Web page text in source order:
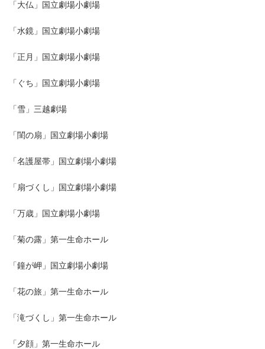
「大仏」国立劇場小劇場
「水鏡」国立劇場小劇場
「正月」国立劇場小劇場
「ぐち」国立劇場小劇場
「雪」三越劇場
「閨の扇」国立劇場小劇場
「名護屋帯」国立劇場小劇場
「扇づくし」国立劇場小劇場
「万歳」国立劇場小劇場
「菊の露」第一生命ホール
「鐘が岬」国立劇場小劇場
「花の旅」第一生命ホール
「滝づくし」第一生命ホール
「夕顔」第一生命ホール